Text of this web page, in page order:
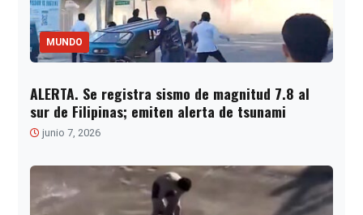
MUNDO
ALERTA. Se registra sismo de magnitud 7.8 al
sur de Filipinas; emiten alerta de tsunami
junio 7, 2026